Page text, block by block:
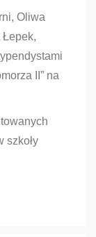
Oliwa
Łepek,
II” na
szkoły